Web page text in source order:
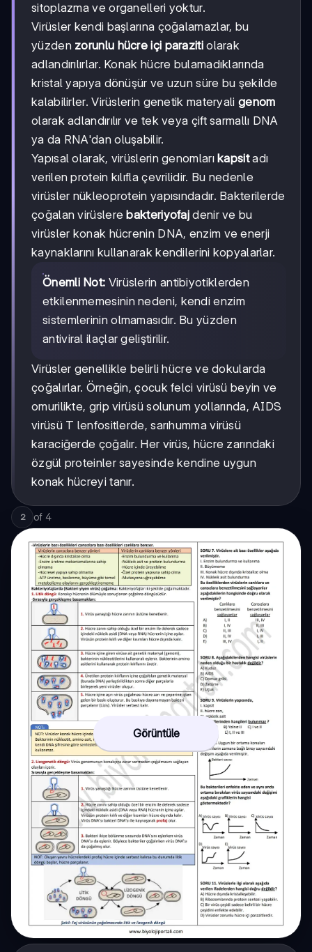
sitoplazma ve organelleri yoktur.
Virüsler kendi başlarına çoğalamazlar, bu
yüzden zorunlu hücre içi parazitiolarak
adlandırılırlar. Konak hücre bulamadıklarında
kristal yapıya dönüşür ve uzun süre bu şekilde
kalabilirler. Virüslerin genetik materyali genom
olarak adlandırılır ve tek veya çift sarmallı DNA
ya da RNA'dan oluşabilir.
Yapısal olarak, virüslerin genomları kapsitadı
verilen protein kılıfla çevrilidir. Bu nedenle
virüsler nükleoprotein yapısındadır. Bakterilerde
çoğalan virüslere bakteriyofaj denir ve bu
virüsler konak hücrenin DNA, enzim ve enerji
kaynaklarını kullanarak kendilerini kopyalarlar.
Önemli Not: Virüslerin antibiyotiklerden
etkilenmemesinin nedeni, kendi enzim
sistemlerinin olmamasıdır. Bu yüzden
antiviral ilaçlar geliştirilir.
Virüsler genellikle belirli hücre ve dokularda
çoğalırlar. Örneğin, çocuk felci virüsü beyin ve
omurilikte, grip virüsü solunum yollarında, AIDS
virüsü T lenfositlerde, sarıhumma virüsü
karaciğerde çoğalır. Her virüs, hücre zarındaki
özgül proteinler sayesinde kendine uygun
konak hücreyi tanır.
2 of 4
Görüntüle